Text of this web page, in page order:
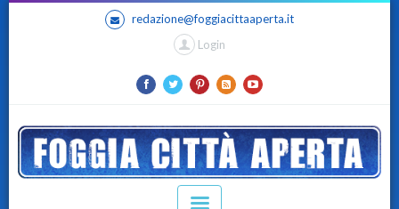
redazione@foggiacittaaperta.it
Login